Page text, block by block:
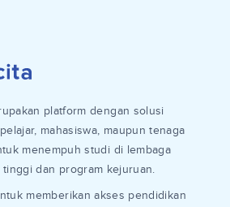
platform dengan solusi
mahasiswa, maupun tenaga
menempuh studi di lembaga
dan program kejuruan.
memberikan akses pendidikan